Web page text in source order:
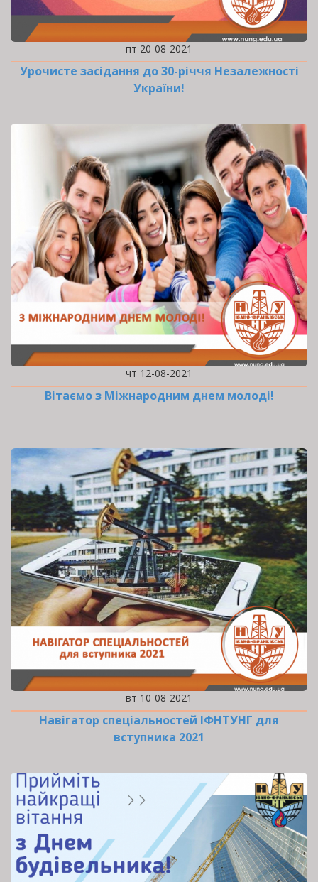
пт 20-08-2021
Урочисте засідання до 30-річчя Незалежності
України!
чт 12-08-2021
Вітаємо з Міжнародним днем молоді!
вт 10-08-2021
Навігатор спеціальностей ІФНТУНГ для
вступника 2021